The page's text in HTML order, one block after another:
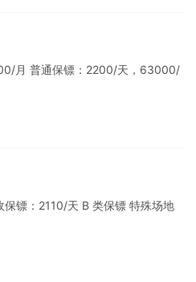
月 普通保镖：2200/天，63000/
镖：2110/天 B 类保镖 特殊场地